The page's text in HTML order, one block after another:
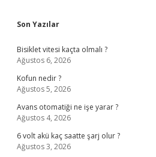
Sidebar
Son Yazılar
Bisiklet vitesi kaçta olmalı ?
Ağustos 6, 2026
Kofun nedir ?
Ağustos 5, 2026
Avans otomatiği ne işe yarar ?
Ağustos 4, 2026
6 volt akü kaç saatte şarj olur ?
Ağustos 3, 2026